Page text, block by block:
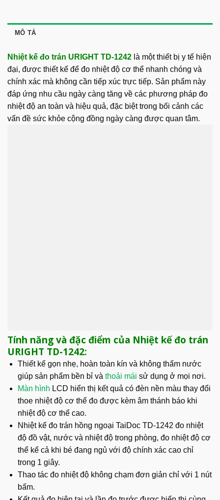
MÔ TẢ
Nhiệt kế đo trán URIGHT TD-1242 là một thiết bị y tế hiện
đại, được thiết kế để đo nhiệt độ cơ thể nhanh chóng và
chính xác mà không cần tiếp xúc trực tiếp. Sản phẩm này
đáp ứng nhu cầu ngày càng tăng về các phương pháp đo
nhiệt độ an toàn và hiệu quả, đặc biệt trong bối cảnh các
vấn đề sức khỏe cộng đồng ngày càng được quan tâm.
Tính năng và đặc điểm của Nhiệt kế đo trán
URIGHT TD-1242:
Thiết kế gọn nhẹ, hoàn toàn kín và không thấm nước
giúp sản phẩm bền bỉ và thoải mái sử dụng ở mọi nơi.
Màn hình LCD hiển thị kết quả có đèn nền màu thay đổi
thoe nhiệt độ cơ thể đo được kèm âm thánh báo khi
nhiệt độ cơ thể cao.
Nhiệt kế đo trán hồng ngoại TaiDoc TD-1242 đo nhiệt
độ đồ vật, nước và nhiệt độ trong phòng, đo nhiệt độ cơ
thể kể cả khi bé đang ngủ với độ chính xác cao chỉ
trong 1 giây.
Thao tác đo nhiệt độ không chạm đơn giản chỉ với 1 nút
bấm.